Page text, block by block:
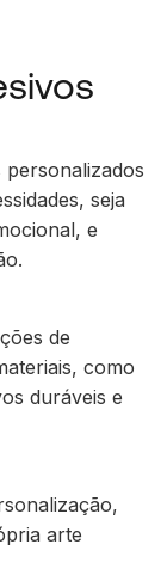
seja
e
de
como
duráveis e
arte